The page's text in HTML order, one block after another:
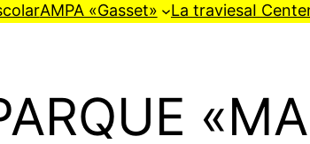
AMPA «Gasset» La traviesaI